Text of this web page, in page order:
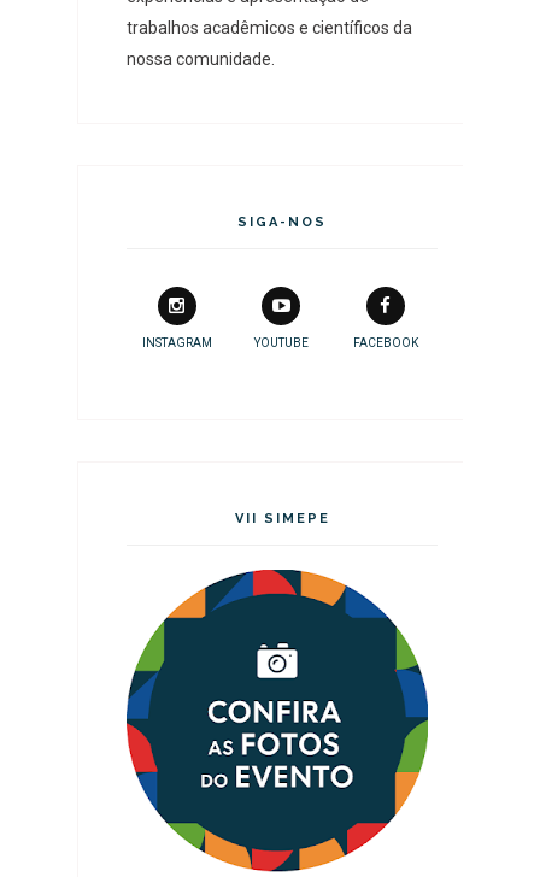
trabalhos acadêmicos e científicos da
nossa comunidade.
SIGA-NOS
INSTAGRAM YOUTUBE FACEBOOK
VII SIMEPE